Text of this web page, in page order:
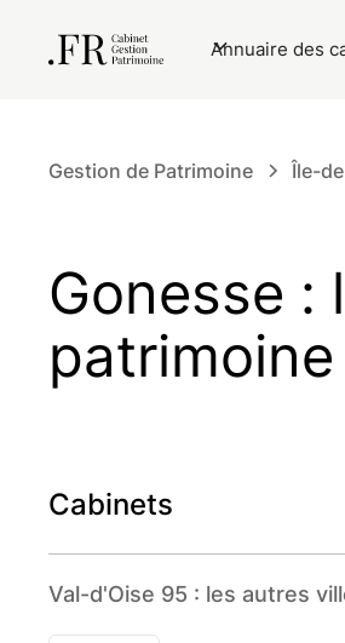
Annuaire des
Gestion de Patrimoine Île-
Gonesse :
patrimoine
Cabinets
Val-d'Oise 95 : les autres